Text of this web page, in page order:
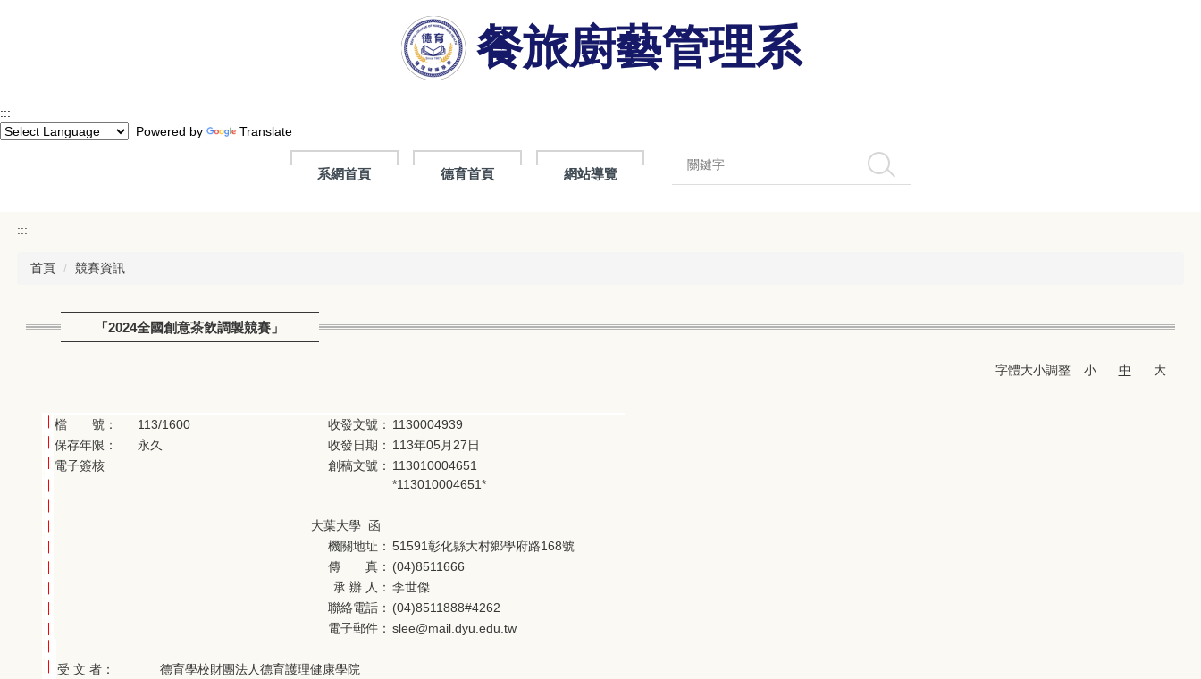
區
餐旅廚藝管理系
:::
Powered by
Translate
系網首頁 德育首頁 網站導覽
搜尋
:::
首頁 競賽資訊
「2024全國創意茶飲調製競賽」
字體大小調整 小 中 大
檔 號： 113/1600 收發文號： 1130004939
保存年限：
永久 收發日期： 113年05月27日
電子簽核
創稿文號： 113010004651
*113010004651*
大葉大學 函
機關地址： 51591彰化縣大村鄉學府路168號
傳 真： (04)8511666
承 辦 人： 李世傑
聯絡電話： (04)8511888#4262
電子郵件： slee@mail.dyu.edu.tw
受 文 者：
德育學校財團法人德育護理健康學院